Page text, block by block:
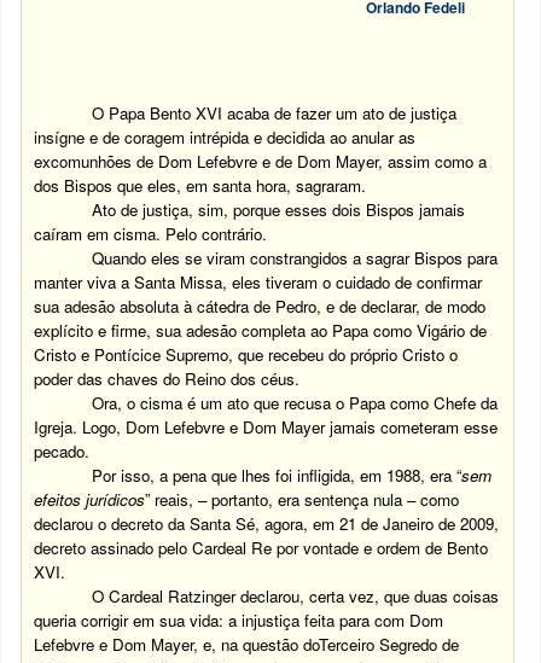
Orlando Fedeli
O Papa Bento XVI acaba de fazer um ato de justiça
insígne e de coragem intrépida e decidida ao anular as
excomunhões de Dom Lefebvre e de Dom Mayer, assim como a
dos Bispos que eles, em santa hora, sagraram.
Ato de justiça, sim, porque esses dois Bispos jamais
caíram em cisma. Pelo contrário.
Quando eles se viram constrangidos a sagrar Bispos para
manter viva a Santa Missa, eles tiveram o cuidado de confirmar
sua adesão absoluta à cátedra de Pedro, e de declarar, de modo
explícito e firme, sua adesão completa ao Papa como Vigário de
Cristo e Pontícice Supremo, que recebeu do próprio Cristo o
poder das chaves do Reino dos céus.
Ora, o cisma é um ato que recusa o Papa como Chefe da
Igreja. Logo, Dom Lefebvre e Dom Mayer jamais cometeram esse
pecado.
Por isso, a pena que lhes foi infligida, em 1988, era “sem
efeitos jurídicos” reais, – portanto, era sentença nula – como
declarou o decreto da Santa Sé, agora, em 21 de Janeiro de 2009,
decreto assinado pelo Cardeal Re por vontade e ordem de Bento
XVI.
O Cardeal Ratzinger declarou, certa vez, que duas coisas
queria corrigir em sua vida: a injustiça feita para com Dom
Lefebvre e Dom Mayer, e, na questão doTerceiro Segredo de